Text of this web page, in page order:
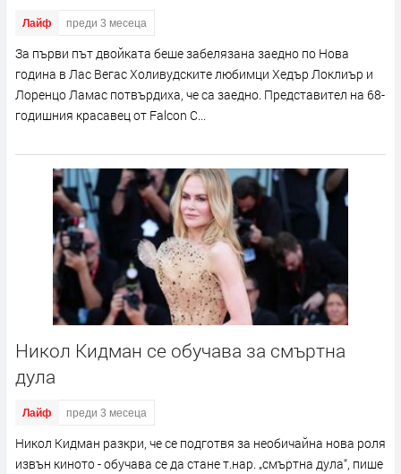
Лайф преди 3 месеца
За първи път двойката беше забелязана заедно по Нова
година в Лас Вегас Холивудските любимци Хедър Локлиър и
Лоренцо Ламас потвърдиха, че са заедно. Представител на 68-
годишния красавец от Falcon C...
Никол Кидман се обучава за смъртна
дула
Лайф преди 3 месеца
Никол Кидман разкри, че се подготвя за необичайна нова роля
извън киното - обучава се да стане т.нар. „смъртна дула“, пише